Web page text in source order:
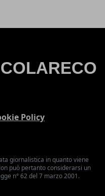
Policy
giornalistica in quanto viene
può pertanto considerarsi un
n° 62 del 7 marzo 2001.